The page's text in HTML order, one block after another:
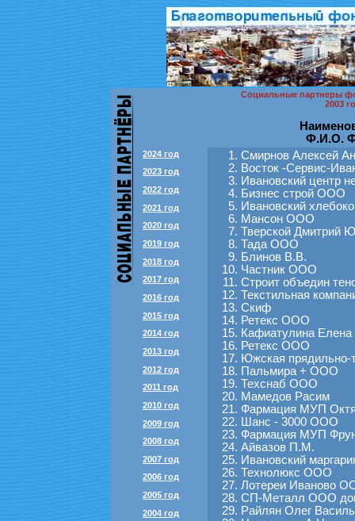
Социальные партнеры
2003
Ф.И.О.
2024 год
2023 год
2022 год
2021 год
2020 год
2019 год
2018 год
2017 год
2016 год
2015 год
2014 год
2013 год
2012 год
2011 год
2010 год
2009 год
2008 год
2007 год
2006 год
2005 год
2004 год
Смирнов Алексей
Восток -Сервис-
Ивановский центр
Бизнес строй ООО
Ивановский
Мансон ООО
Тверской Дмитрий
Тада ООО
Блинов В.В.
Частник ООО
Строит объедин
Текстильная
Скиф
Ретекс ООО
Кафиатулина
Ретекс ООО
Южская
Пальмира + ООО
Техснаб ООО
Мамедов Расим
Фармация МУП
Шанс - 3000 ООО
Фармация МУП
Айвазов П.М.
Ивановский
Технолюкс ООО
Лотереи Иваново
СП-Металл ООО
Райлян Олег